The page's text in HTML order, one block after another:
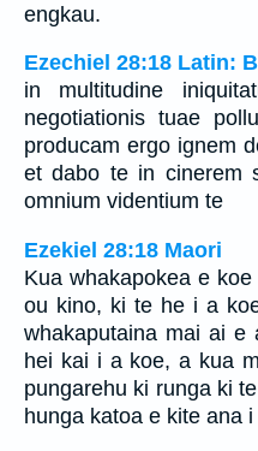
engkau.
Ezechiel 28:18 Latin:
in multitudine
negotiationis tuae
producam ergo ignem
et dabo te in cinerem
omnium videntium te
Ezekiel 28:18 Maori
Kua whakapokea e
ou kino, ki te he i a
whakaputaina mai ai
hei kai i a koe, a kua
pungarehu ki runga ki
hunga katoa e kite ana i